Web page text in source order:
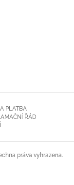
PLATBA
ŘÁD
práva vyhrazena.